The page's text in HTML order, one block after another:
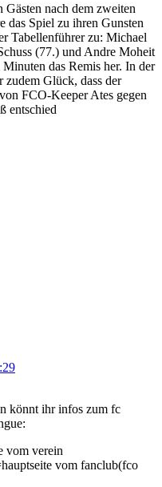
nach dem zweiten
das Spiel zu ihren Gunsten
Tabellenführer zu: Michael
(77.) und Andre Moheit
das Remis her. In der
zudem Glück, dass der
FCO-Keeper Ates gegen
entschied
könnt ihr infos zum fc
vom verein
vom fanclub(fco